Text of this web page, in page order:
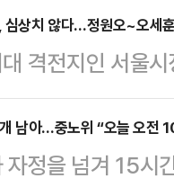
상치 않다…정원오~오세
격전지인 서울
등에 업은 정원
고 있기 때문이
서, 오세훈 국민
남아…중노위 “오늘 오전
자정을 넘겨 15시